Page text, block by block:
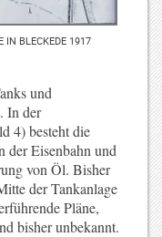
IN BLECKEDE 1917
und
In der
4) besteht die
der Eisenbahn und
von Öl. Bisher
der Tankanlage
Pläne,
bisher unbekannt.